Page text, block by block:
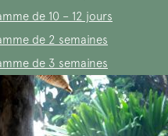
de 10 – 12 jours
de 2 semaines
de 3 semaines
de favoriser les
de nombreuses
le village de